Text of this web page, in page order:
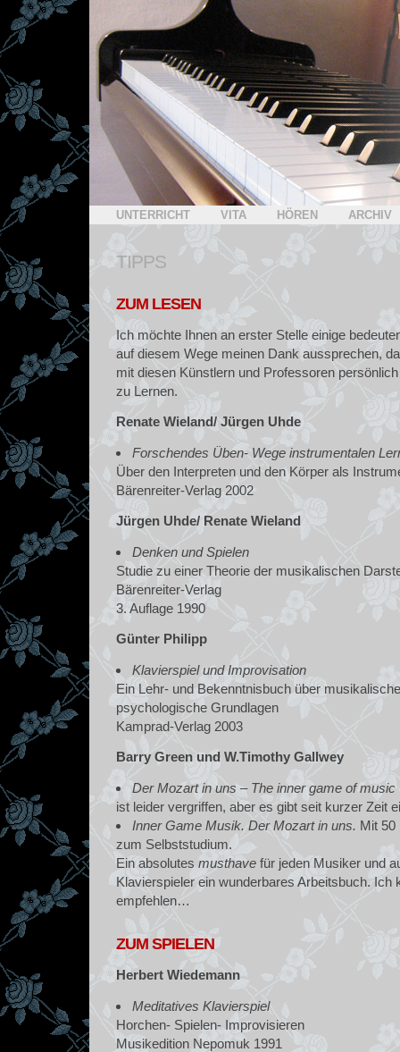
UNTERRICHT VITA HÖREN ARCHIV
TIPPS
ZUM LESEN
Ich möchte Ihnen an erster Stelle einige
auf diesem Wege meinen Dank aussprechen,
mit diesen Künstlern und Professoren
zu Lernen.
Renate Wieland/ Jürgen Uhde
Forschendes Üben- Wege instrumentalen
Über den Interpreten und den Körper als
Bärenreiter-Verlag 2002
Jürgen Uhde/ Renate Wieland
Denken und Spielen
Studie zu einer Theorie der musikalischen
Bärenreiter-Verlag
3. Auflage 1990
Günter Philipp
Klavierspiel und Improvisation
Ein Lehr- und Bekenntnisbuch über
psychologische Grundlagen
Kamprad-Verlag 2003
Barry Green und W.Timothy Gallwey
Der Mozart in uns – The inner game of music
ist leider vergriffen, aber es gibt seit kurzer Zeit
Inner Game Musik. Der Mozart in uns. Mit 50
zum Selbststudium.
Ein absolutes musthave für jeden Musiker und
Klavierspieler ein wunderbares Arbeitsbuch. Ich
empfehlen…
ZUM SPIELEN
Herbert Wiedemann
Meditatives Klavierspiel
Horchen- Spielen- Improvisieren
Musikedition Nepomuk 1991